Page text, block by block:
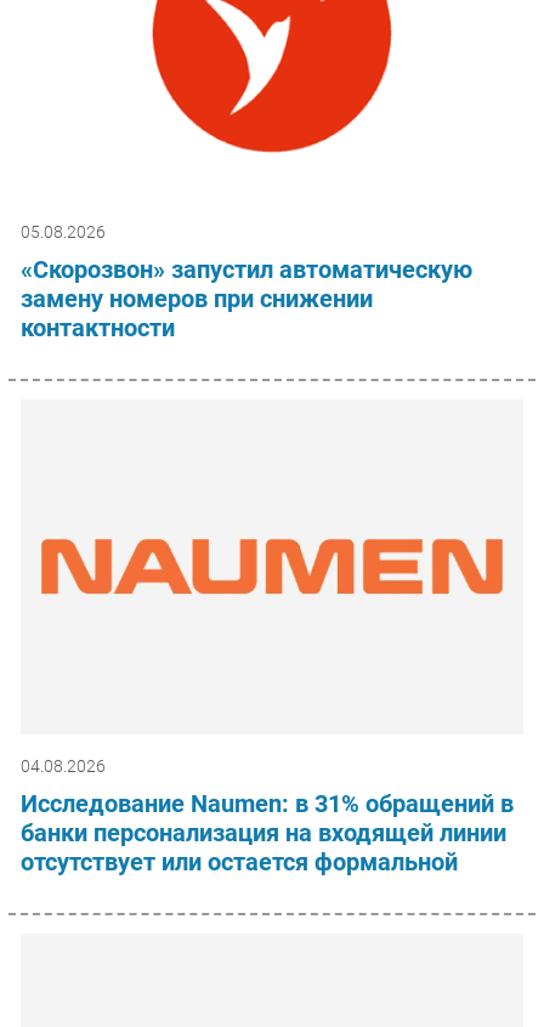
05.08.2026
«Скорозвон» запустил автоматическую
замену номеров при снижении
контактности
04.08.2026
Исследование Naumen: в 31% обращений в
банки персонализация на входящей линии
отсутствует или остается формальной